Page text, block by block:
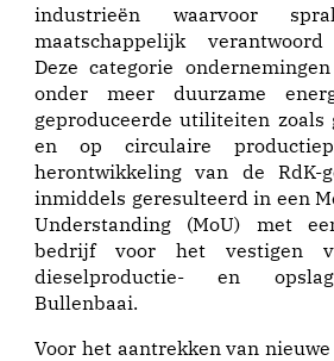
industrieën waarvoor
maatschappelijk verantwoord
Deze categorie
onder meer duurzame
geproduceerde utiliteiten zoals
en op circulaire
herontwikkeling van de RdK-
inmiddels geresulteerd in een
Understanding (MoU) met
bedrijf voor het vestigen
dieselproductie- en
Bullenbaai.
Voor het aantrekken van